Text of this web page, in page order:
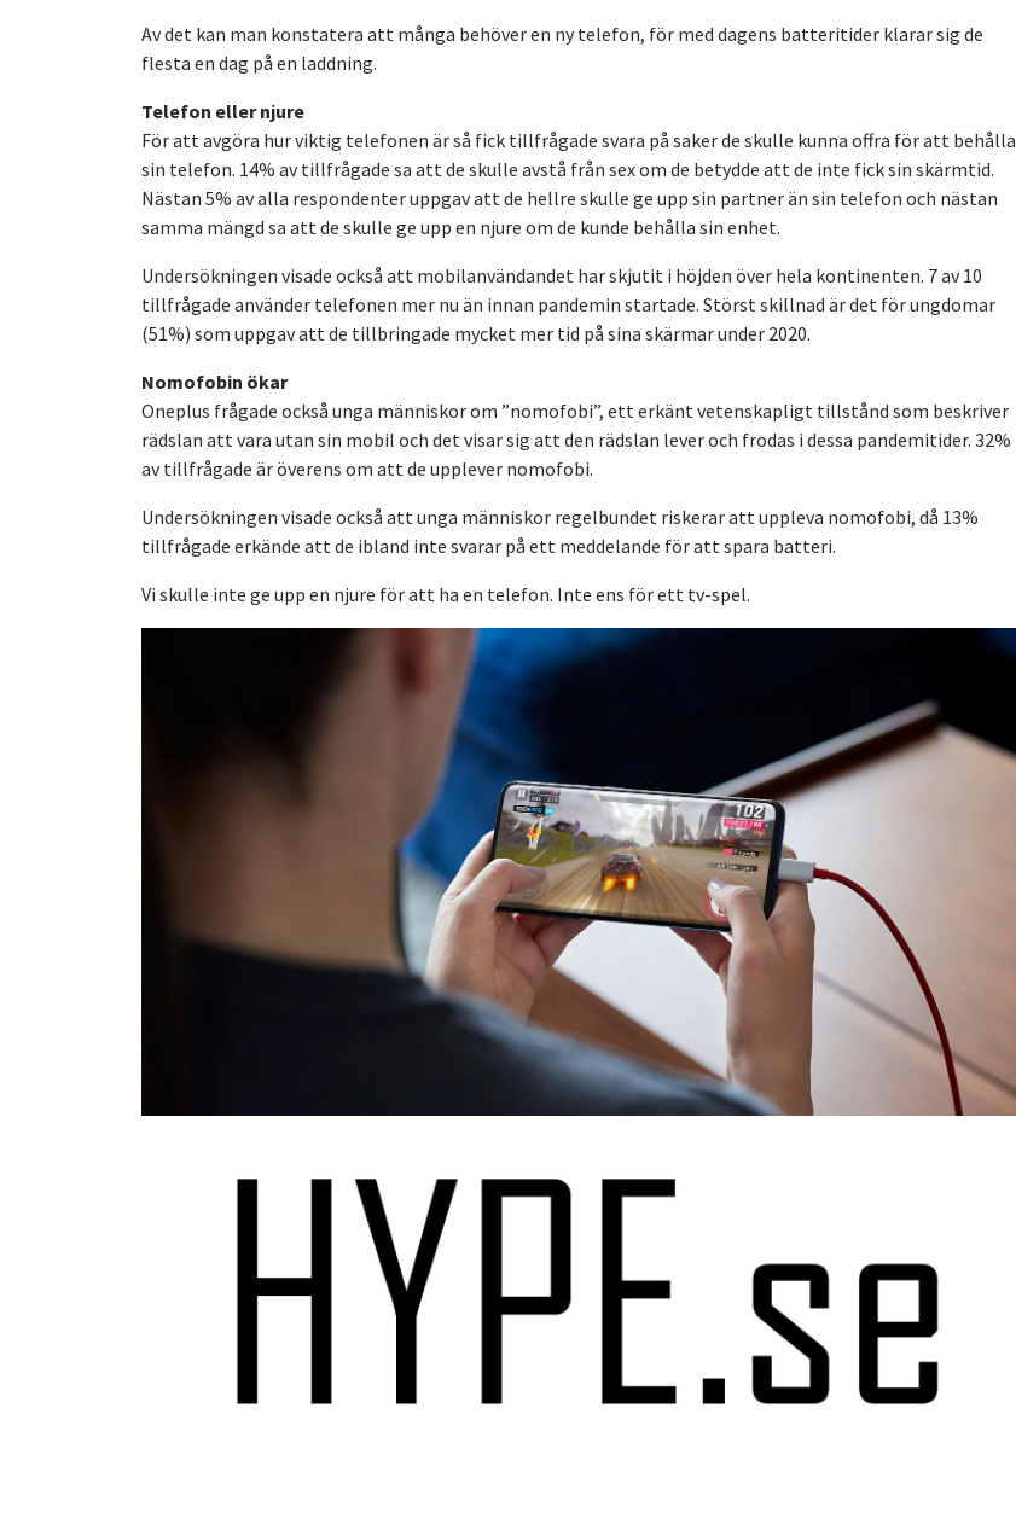
Av det kan man konstatera att många behöver en ny telefon, för med dagens batteritider klarar sig de
flesta en dag på en laddning.
Telefon eller njure
För att avgöra hur viktig telefonen är så fick tillfrågade svara på saker de skulle kunna offra för att behålla
sin telefon. 14% av tillfrågade sa att de skulle avstå från sex om de betydde att de inte fick sin skärmtid.
Nästan 5% av alla respondenter uppgav att de hellre skulle ge upp sin partner än sin telefon och nästan
samma mängd sa att de skulle ge upp en njure om de kunde behålla sin enhet.
Undersökningen visade också att mobilanvändandet har skjutit i höjden över hela kontinenten. 7 av 10
tillfrågade använder telefonen mer nu än innan pandemin startade. Störst skillnad är det för ungdomar
(51%) som uppgav att de tillbringade mycket mer tid på sina skärmar under 2020.
Nomofobin ökar
Oneplus frågade också unga människor om ”nomofobi”, ett erkänt vetenskapligt tillstånd som beskriver
rädslan att vara utan sin mobil och det visar sig att den rädslan lever och frodas i dessa pandemitider. 32%
av tillfrågade är överens om att de upplever nomofobi.
Undersökningen visade också att unga människor regelbundet riskerar att uppleva nomofobi, då 13%
tillfrågade erkände att de ibland inte svarar på ett meddelande för att spara batteri.
Vi skulle inte ge upp en njure för att ha en telefon. Inte ens för ett tv-spel.